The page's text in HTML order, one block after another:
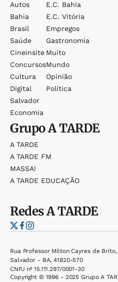
Autos
Bahia
Brasil
Saúde
Cineinsite
Concursos
Cultura
Digital
Salvador
Economia
E.c. Bahia
E.c. Vitória
Empregos
Gastronomia
Muito
Mundo
Opinião
Política
GrupoA TARDE
A TARDE
A TARDE FM
MASSA!
A TARDE EDUCAÇÃO
RedesA TARDE
Rua Professor Milton Cayres de
Salvador - BA, 41820-570
CNPJ nº 15.111.297/0001-30
Copyright © 1996 - 2025 Grupo A